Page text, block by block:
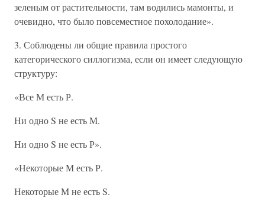
зеленым от растительности, там водились мамонты, и
очевидно, что было повсеместное похолодание».
3. Соблюдены ли общие правила простого
категорического силлогизма, если он имеет следующую
структуру:
«Все М есть Р.
Ни одно S не есть М.
Ни одно S не есть Р».
«Некоторые М есть Р.
Некоторые М не есть S.